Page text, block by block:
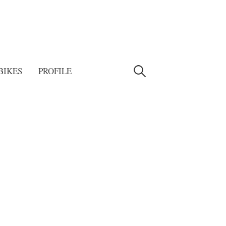
PROFILE 検